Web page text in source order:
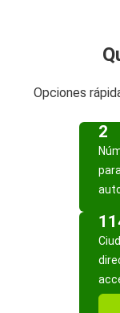
Opciones
2